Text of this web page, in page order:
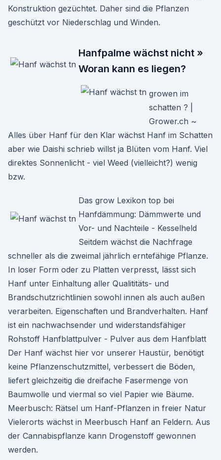
Konstruktion gezüchtet. Daher sind die Pflanzen
geschützt vor Niederschlag und Winden.
Hanfpalme wächst nicht »
Woran kann es liegen?
growen im
schatten ? |
Grower.ch ~
Alles über Hanf für den Klar wächst Hanf im Schatten
aber wie Daishi schrieb willst ja Blüten vom Hanf. Viel
direktes Sonnenlicht - viel Weed (vielleicht?) wenig
bzw.
Das grow Lexikon top bei
Hanfdämmung: Dämmwerte und
Vor- und Nachteile - Kesselheld
Seitdem wächst die Nachfrage
schneller als die zweimal jährlich erntefähige Pflanze.
In loser Form oder zu Platten verpresst, lässt sich
Hanf unter Einhaltung aller Qualititäts- und
Brandschutzrichtlinien sowohl innen als auch außen
verarbeiten. Eigenschaften und Brandverhalten. Hanf
ist ein nachwachsender und widerstandsfähiger
Rohstoff Hanfblattpulver - Pulver aus dem Hanfblatt
Der Hanf wächst hier vor unserer Haustür, benötigt
keine Pflanzenschutzmittel, verbessert die Böden,
liefert gleichzeitig die dreifache Fasermenge von
Baumwolle und viermal so viel Papier wie Bäume.
Meerbusch: Rätsel um Hanf-Pflanzen in freier Natur
Vielerorts wächst in Meerbusch Hanf an Feldern. Aus
der Cannabispflanze kann Drogenstoff gewonnen
werden.